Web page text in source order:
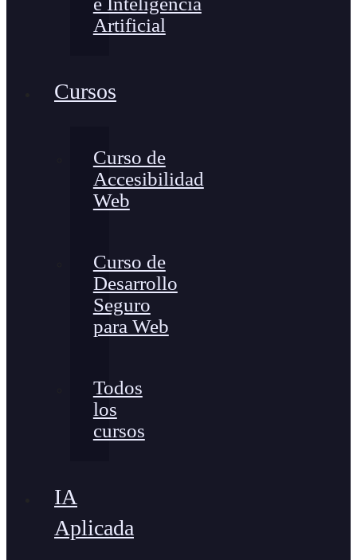
Artificial
Cursos
Curso de
Accesibilidad
Web
Curso de
Desarrollo
Seguro
para Web
Todos
los
cursos
IA
Aplicada